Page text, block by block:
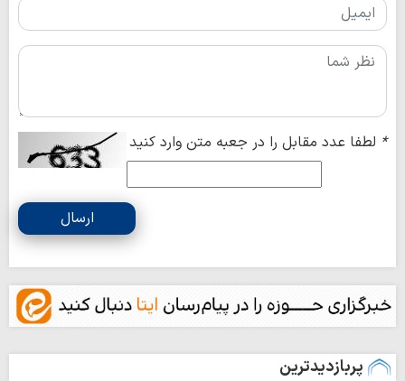
* لطفا عدد مقابل را در جعبه متن وارد کنید
ارسال
پربازدیدترین